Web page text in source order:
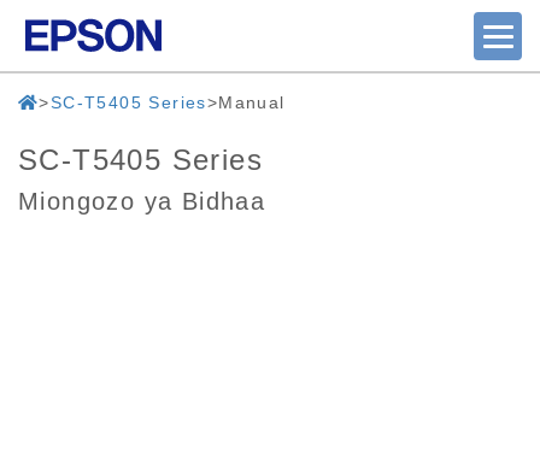
SC-T5405 Series Manual
SC-T5405 Series
Miongozo ya Bidhaa